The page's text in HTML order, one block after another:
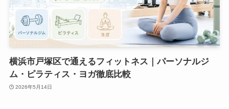
横浜市戸塚区で通えるフィットネス｜パーソナルジ
ム・ピラティス・ヨガ徹底比較
2026年5月14日